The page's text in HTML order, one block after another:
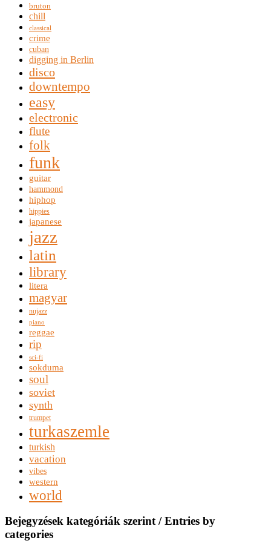
bruton
chill
classical
crime
cuban
digging in Berlin
disco
downtempo
easy
electronic
flute
folk
funk
guitar
hammond
hiphop
hippies
japanese
jazz
latin
library
litera
magyar
nujazz
piano
reggae
rip
sci-fi
sokduma
soul
soviet
synth
trumpet
turkaszemle
turkish
vacation
vibes
western
world
Bejegyzések kategóriák szerint / Entries by
categories